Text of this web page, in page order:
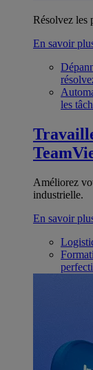
Résolvez les
En savoir
les
Améliorez
industrielle.
En savoir